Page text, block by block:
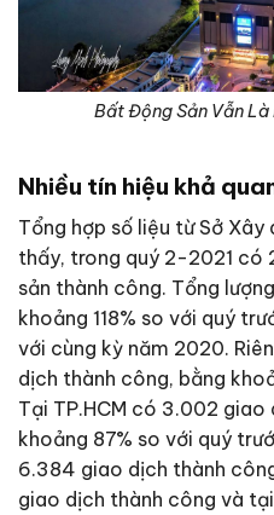
Bất Động Sản Vẫn Là
Nhiều tín hiệu khả
Tổng hợp số liệu từ Sở
thấy, trong quý 2-2021
sản thành công. Tổng
khoảng 118% so với quý
với cùng kỳ năm 2020.
dịch thành công, bằng
Tại TP.HCM có 3.002
khoảng 87% so với quý
6.384 giao dịch thành
giao dịch thành công và